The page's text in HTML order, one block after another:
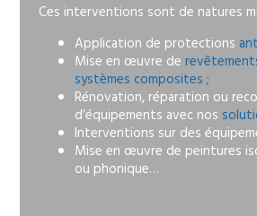
Ces interventions sont de natures
Application de protections
Mise en œuvre de
systèmes composites ;
Rénovation, réparation ou
d’équipements avec nos
Interventions sur des
Mise en œuvre de peintures
ou phonique…